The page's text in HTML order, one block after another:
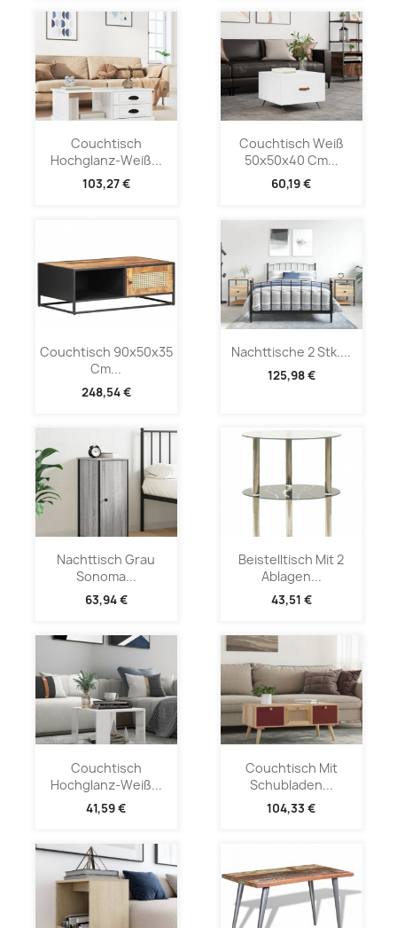
Couchtisch
Hochglanz-Weiß...
103,27 €
Couchtisch Weiß
50x50x40 Cm...
60,19 €
Couchtisch 90x50x35
Cm...
248,54 €
Nachttische 2 Stk....
125,98 €
Nachttisch Grau
Sonoma...
63,94 €
Beistelltisch Mit 2
Ablagen...
43,51 €
Couchtisch
Hochglanz-Weiß...
41,59 €
Couchtisch Mit
Schubladen...
104,33 €